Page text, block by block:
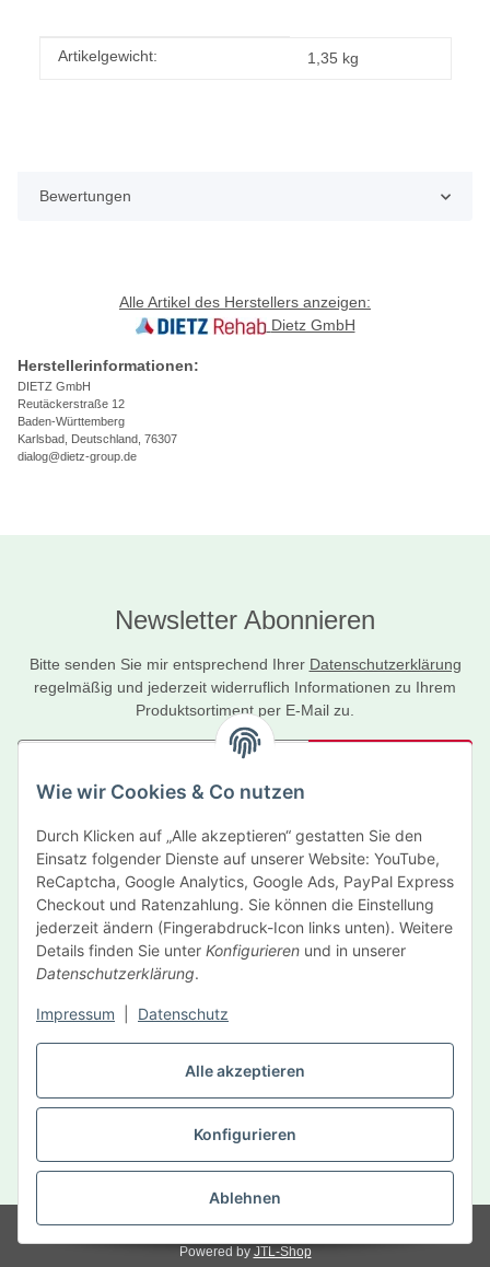
Alle akzeptieren
Konfigurieren
Ablehnen
Wie wir Cookies & Co nutzen
Durch Klicken auf „Alle akzeptieren“ gestatten Sie den
Einsatz folgender Dienste auf unserer Website: YouTube,
ReCaptcha, Google Analytics, Google Ads, PayPal Express
Checkout und Ratenzahlung. Sie können die Einstellung
jederzeit ändern (Fingerabdruck-Icon links unten). Weitere
Details finden Sie unter Konfigurieren und in unserer
Datenschutzerklärung.
Impressum Datenschutz
Produkteigenschaft
Wert
Artikelgewicht: 1,35 kg
Bewertungen
Alle Artikel des Herstellers anzeigen:
Dietz GmbH
Herstellerinformationen:
DIETZ GmbH
Reutäckerstraße 12
Baden-Württemberg
Karlsbad, Deutschland, 76307
dialog@dietz-group.de
Newsletter Abonnieren
Bitte senden Sie mir entsprechend Ihrer Datenschutzerklärung
regelmäßig und jederzeit widerruflich Informationen zu Ihrem
Produktsortiment per E-Mail zu.
Newsletter Abonnieren
Informationen
Gesetzliche Informationen
Hersteller
Vertrag widerrufen
* Alle Preise inkl. gesetzlicher USt., zzgl.Versand
Powered by JTL-Shop